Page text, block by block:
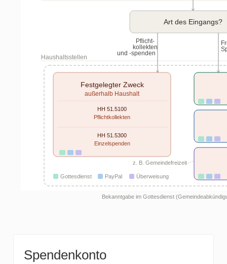
Art des Eingangs?
Haushaltsstellen
Pflicht-
kollekten
und -spenden
Festgelegter Zweck
außerhalb Haushalt
HH 51.5100
Pflichtkollekten
HH 51.5300
Einzelspenden
z. B. Gemeindefreizeit
Gottesdienst PayPal Überweisung
Bekanntgabe im Gottesdienst
Spendenkonto